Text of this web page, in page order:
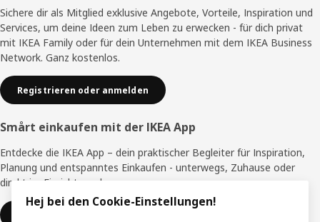
Sichere dir als Mitglied exklusive Angebote, Vorteile, Inspiration und
Services, um deine Ideen zum Leben zu erwecken - für dich privat
mit IKEA Family oder für dein Unternehmen mit dem IKEA Business
Network. Ganz kostenlos.
Registrieren oder anmelden
Smårt einkaufen mit der IKEA App
Entdecke die IKEA App – dein praktischer Begleiter für Inspiration,
Planung und entspanntes Einkaufen - unterwegs, Zuhause oder
direkt im Einrichtungshaus.
Hej bei den Cookie-Einstellungen!